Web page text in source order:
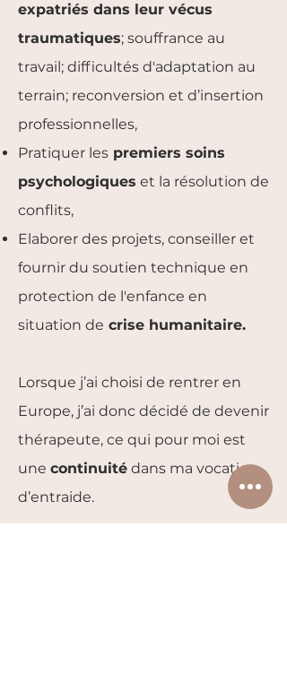
expatriés dans leur vécus
traumatiques; souffrance au
travail; difficultés d'adaptation au
terrain; reconversion et d’insertion
professionnelles,
Pratiquer les premiers soins
psychologiques et la résolution de
conflits,
Elaborer des projets, conseiller et
fournir du soutien technique en
protection de l'enfance en
situation de crise humanitaire.
Lorsque j’ai choisi de rentrer en
Europe, j’ai donc décidé de devenir
thérapeute, ce qui pour moi est
une continuité dans ma vocation
d’entraide.